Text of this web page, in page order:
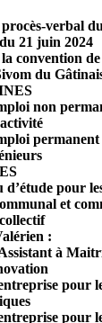
verbal
21 juin 2024
convention
du
non
permanent
pour
et
:
à
pour
pour